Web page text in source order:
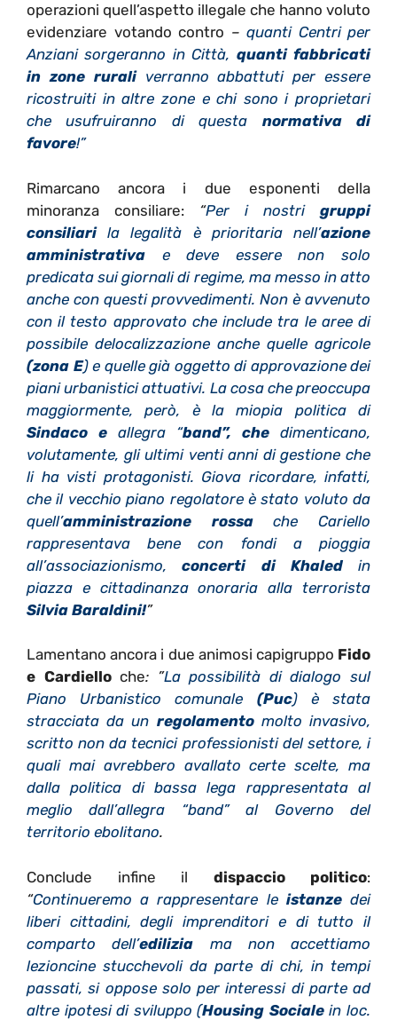
operazioni quell’aspetto illegale che hanno voluto
evidenziare votando contro – quanti Centri per
Anziani sorgeranno in Città, quanti fabbricati
in zone ruraliverranno abbattuti per essere
ricostruiti in altre zone e chi sono i proprietari
che usufruiranno di questa normativa di
favore!”
Rimarcano ancora i due esponenti della
minoranza consiliare: “Per i nostri gruppi
consiliarila legalità è prioritaria nell’azione
amministrativa e deve essere non solo
predicata sui giornali di regime, ma messo in atto
anche con questi provvedimenti. Non è avvenuto
con il testo approvato che include tra le aree di
possibile delocalizzazione anche quelle agricole
(zona E) e quelle già oggetto di approvazione dei
piani urbanistici attuativi. La cosa che preoccupa
maggiormente, però, è la miopia politica di
Sindaco e allegra “band”, che dimenticano,
volutamente, gli ultimi venti anni di gestione che
li ha visti protagonisti. Giova ricordare, infatti,
che il vecchio piano regolatore è stato voluto da
quell’amministrazione rossache Cariello
rappresentava bene con fondi a pioggia
all’associazionismo,concerti di Khaledin
piazza e cittadinanza onoraria alla terrorista
Silvia Baraldini!”
Lamentano ancora i due animosi capigruppo Fido
e Cardielloche: ”La possibilità di dialogo sul
Piano Urbanistico comunale (Puc) è stata
stracciata da un regolamentomolto invasivo,
scritto non da tecnici professionisti del settore, i
quali mai avrebbero avallato certe scelte, ma
dalla politica di bassa lega rappresentata al
meglio dall’allegra “band” al Governo del
territorio ebolitano.
Conclude infine il dispaccio politico:
“Continueremo a rappresentare le istanzedei
liberi cittadini, degli imprenditori e di tutto il
comparto dell’edilizia ma non accettiamo
lezioncine stucchevoli da parte di chi, in tempi
passati, si oppose solo per interessi di parte ad
altre ipotesi di sviluppo (Housing Socialein loc.